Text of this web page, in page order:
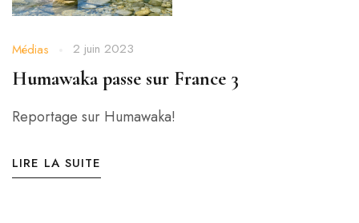
Médias 2 juin 2023
Humawaka passe sur France 3
Reportage sur Humawaka!
LIRE LA SUITE